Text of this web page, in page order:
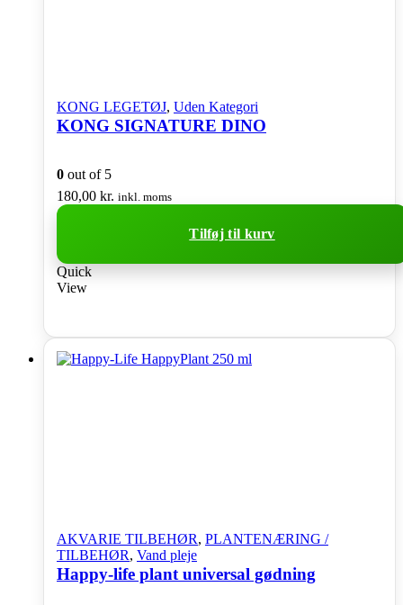
KONG LEGETØJ, Uden Kategori
KONG SIGNATURE DINO
0 out of 5
180,00 kr. inkl. moms
Tilføj til kurv
Quick
View
AKVARIE TILBEHØR, PLANTENÆRING /
TILBEHØR, Vand pleje
Happy-life plant universal gødning